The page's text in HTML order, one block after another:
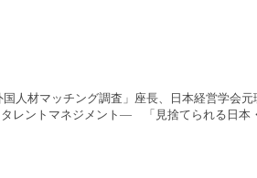
人材マッチング調査」座長、日本経営学会
レントマネジメント― 「見捨てられる日本